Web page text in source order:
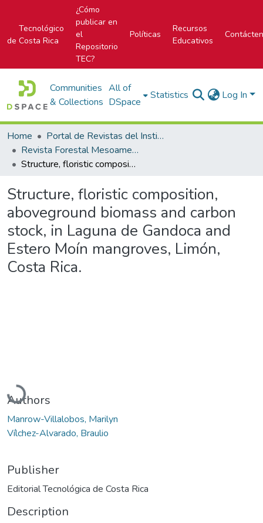
Tecnológico
de Costa Rica
¿Cómo
publicar en
el
Repositorio
TEC?
Políticas
Recursos
Educativos
Communities
& Collections
All of
DSpace
Statistics Log In
Home
Portal de Revistas del Instituto Tecnológico de Costa Rica
Revista Forestal Mesoamericana Kurú
Structure, floristic composition, aboveground biomass and carbon stock, in Laguna de Gandoca and Estero Moín mangroves, Limón, Costa Rica.
Structure, floristic composition,
aboveground biomass and carbon
stock, in Laguna de Gandoca and
Estero Moín mangroves, Limón,
Costa Rica.
Loading...
Authors
Manrow-Villalobos, Marilyn
Vílchez-Alvarado, Braulio
Publisher
Editorial Tecnológica de Costa Rica
Description